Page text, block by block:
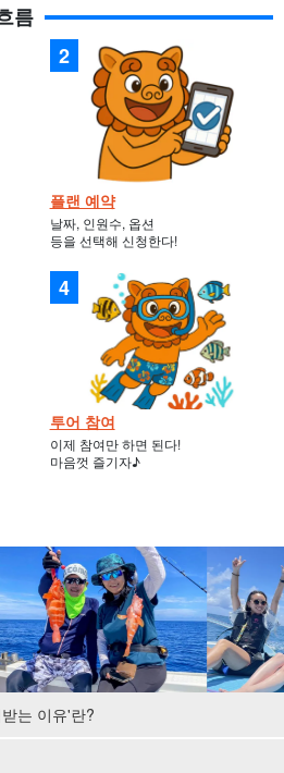
름
플랜 예약
날짜, 인원수, 옵션
등을 선택해 신청한다!
투어 참여
이제 참여만 하면 된다!
마음껏 즐기자♪
는 이유'란?